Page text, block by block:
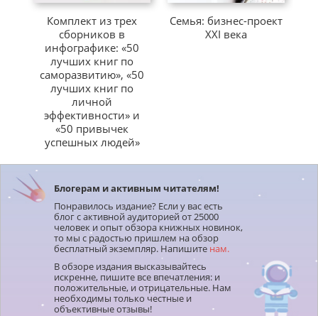
Комплект из трех
сборников в
инфографике: «50
лучших книг по
саморазвитию», «50
лучших книг по
личной
эффективности» и
«50 привычек
успешных людей»
Семья: бизнес-проект
ХХІ века
Блогерам и активным читателям!
Понравилось издание? Если у вас есть
блог с активной аудиторией от 25000
человек и опыт обзора книжных новинок,
то мы с радостью пришлем на обзор
бесплатный экземпляр. Напишите нам.
В обзоре издания высказывайтесь
искренне, пишите все впечатления: и
положительные, и отрицательные. Нам
необходимы только честные и
объективные отзывы!